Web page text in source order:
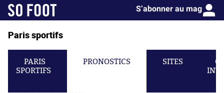
S’abonner au mag
Paris sportifs
PARIS
SPORTIFS
PRONOSTICS SITES